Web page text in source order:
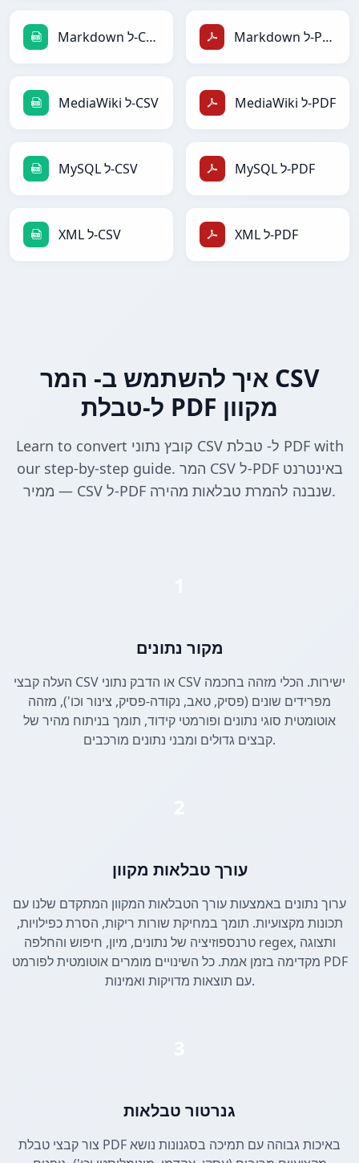
Markdown ל-CSV Markdown ל-PDF
MediaWiki ל-CSV MediaWiki ל-PDF
MySQL ל-CSV MySQL ל-PDF
XML ל-CSV XML ל-PDF
איך להשתמש ב- המר CSV
ל-טבלת PDF מקוון
Learn to convert קובץ נתוני CSV ל- טבלת PDF with
our step-by-step guide. המר CSV ל-PDF באינטרנט
— ממיר CSV ל-PDF שנבנה להמרת טבלאות מהירה.
מקור נתונים
העלה קבצי CSV או הדבק נתוני CSV ישירות. הכלי מזהה בחכמה
מפרידים שונים (פסיק, טאב, נקודה-פסיק, צינור וכו'), מזהה
אוטומטית סוגי נתונים ופורמטי קידוד, תומך בניתוח מהיר של
קבצים גדולים ומבני נתונים מורכבים.
עורך טבלאות מקוון
ערוך נתונים באמצעות עורך הטבלאות המקוון המתקדם שלנו עם
תכונות מקצועיות. תומך במחיקת שורות ריקות, הסרת כפילויות,
טרנספוזיציה של נתונים, מיון, חיפוש והחלפה regex, ותצוגה
מקדימה בזמן אמת. כל השינויים מומרים אוטומטית לפורמט PDF
עם תוצאות מדויקות ואמינות.
גנרטור טבלאות
צור קבצי טבלת PDF באיכות גבוהה עם תמיכה בסגנונות נושא